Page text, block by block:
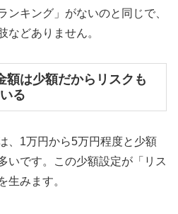
ンキング」がないのと同じで、
などありません。
額は少額だからリスクも
る
、1万円から5万円程度と少額
いです。この少額設定が「リス
生みます。